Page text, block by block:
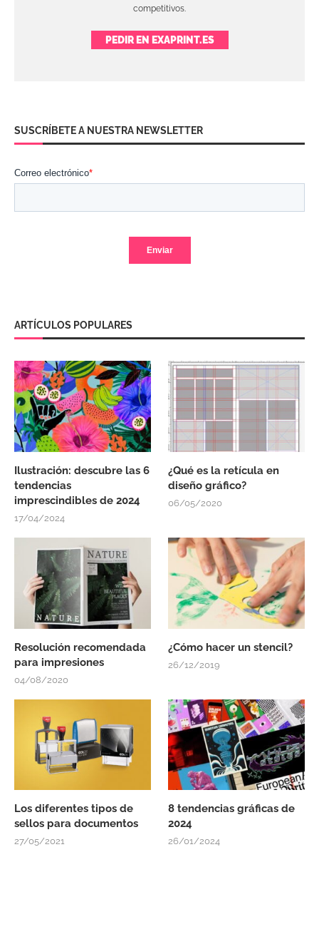
competitivos.
PEDIR EN EXAPRINT.ES
SUSCRÍBETE A NUESTRA NEWSLETTER
ARTÍCULOS POPULARES
Ilustración: descubre las 6
tendencias
imprescindibles de 2024
17/04/2024
¿Qué es la retícula en
diseño gráfico?
06/05/2020
Resolución recomendada
para impresiones
04/08/2020
¿Cómo hacer un stencil?
26/12/2019
Los diferentes tipos de
sellos para documentos
27/05/2021
8 tendencias gráficas de
2024
26/01/2024